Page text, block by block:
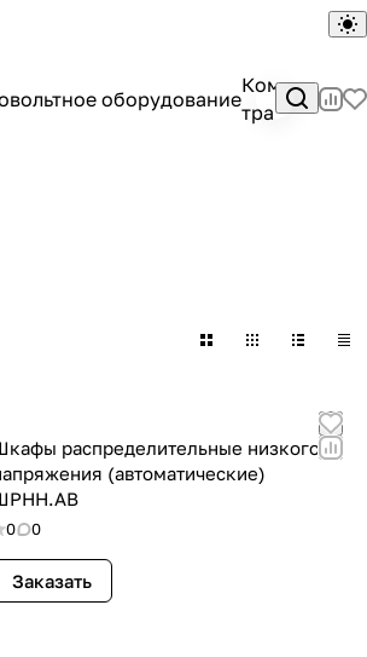
оборудование
распределительные низкого
(автоматические)
0 0
Заказать